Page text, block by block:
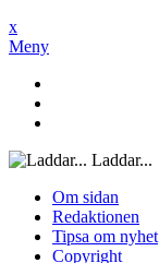
x
Meny
Laddar...
Om sidan
Redaktionen
Tipsa om nyhet
Copyright